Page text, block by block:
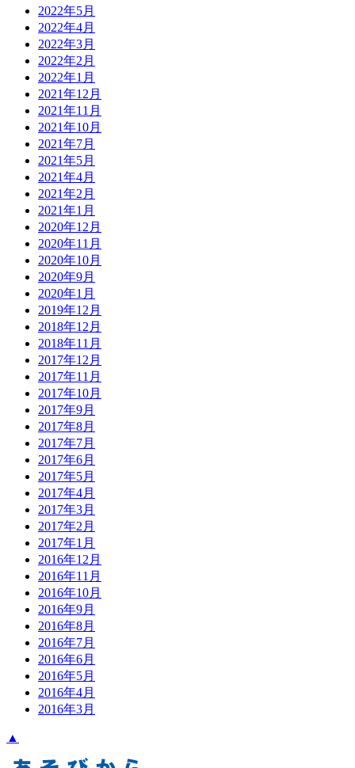
2022年5月
2022年4月
2022年3月
2022年2月
2022年1月
2021年12月
2021年11月
2021年10月
2021年7月
2021年5月
2021年4月
2021年2月
2021年1月
2020年12月
2020年11月
2020年10月
2020年9月
2020年1月
2019年12月
2018年12月
2018年11月
2017年12月
2017年11月
2017年10月
2017年9月
2017年8月
2017年7月
2017年6月
2017年5月
2017年4月
2017年3月
2017年2月
2017年1月
2016年12月
2016年11月
2016年10月
2016年9月
2016年8月
2016年7月
2016年6月
2016年5月
2016年4月
2016年3月
▲